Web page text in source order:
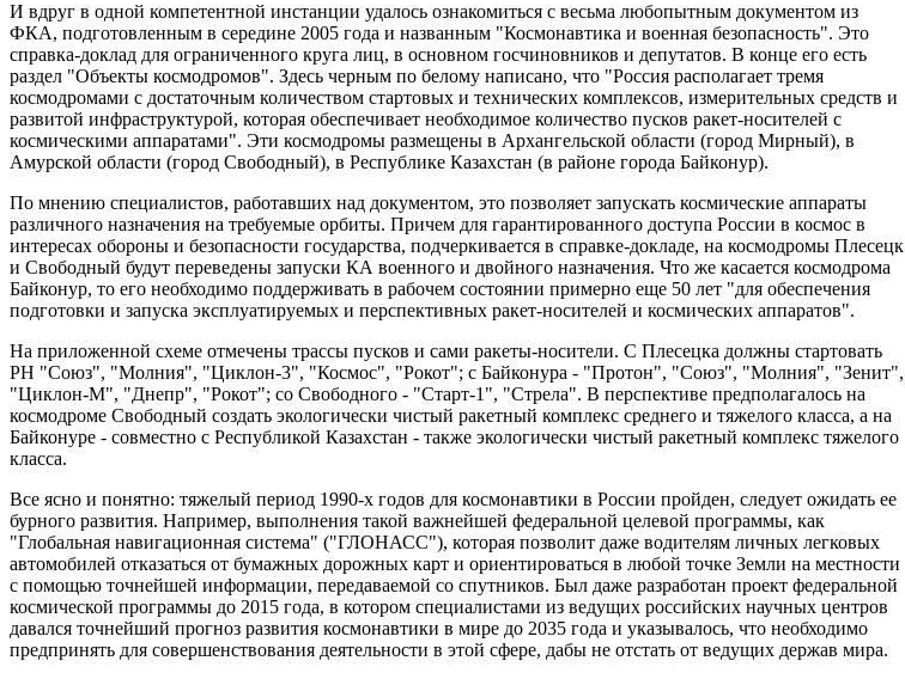
И вдруг в одной компетентной инстанции удалось ознакомиться с весьма любопытным документом из
ФКА, подготовленным в середине 2005 года и названным "Космонавтика и военная безопасность". Это
справка-доклад для ограниченного круга лиц, в основном госчиновников и депутатов. В конце его есть
раздел "Объекты космодромов". Здесь черным по белому написано, что "Россия располагает тремя
космодромами с достаточным количеством стартовых и технических комплексов, измерительных средств и
развитой инфраструктурой, которая обеспечивает необходимое количество пусков ракет-носителей с
космическими аппаратами". Эти космодромы размещены в Архангельской области (город Мирный), в
Амурской области (город Свободный), в Республике Казахстан (в районе города Байконур).
По мнению специалистов, работавших над документом, это позволяет запускать космические аппараты
различного назначения на требуемые орбиты. Причем для гарантированного доступа России в космос в
интересах обороны и безопасности государства, подчеркивается в справке-докладе, на космодромы Плесецк
и Свободный будут переведены запуски КА военного и двойного назначения. Что же касается космодрома
Байконур, то его необходимо поддерживать в рабочем состоянии примерно еще 50 лет "для обеспечения
подготовки и запуска эксплуатируемых и перспективных ракет-носителей и космических аппаратов".
На приложенной схеме отмечены трассы пусков и сами ракеты-носители. С Плесецка должны стартовать
РН "Союз", "Молния", "Циклон-3", "Космос", "Рокот"; с Байконура - "Протон", "Союз", "Молния", "Зенит",
"Циклон-М", "Днепр", "Рокот"; со Свободного - "Старт-1", "Стрела". В перспективе предполагалось на
космодроме Свободный создать экологически чистый ракетный комплекс среднего и тяжелого класса, а на
Байконуре - совместно с Республикой Казахстан - также экологически чистый ракетный комплекс тяжелого
класса.
Все ясно и понятно: тяжелый период 1990-х годов для космонавтики в России пройден, следует ожидать ее
бурного развития. Например, выполнения такой важнейшей федеральной целевой программы, как
"Глобальная навигационная система" ("ГЛОНАСС"), которая позволит даже водителям личных легковых
автомобилей отказаться от бумажных дорожных карт и ориентироваться в любой точке Земли на местности
с помощью точнейшей информации, передаваемой со спутников. Был даже разработан проект федеральной
космической программы до 2015 года, в котором специалистами из ведущих российских научных центров
давался точнейший прогноз развития космонавтики в мире до 2035 года и указывалось, что необходимо
предпринять для совершенствования деятельности в этой сфере, дабы не отстать от ведущих держав мира.